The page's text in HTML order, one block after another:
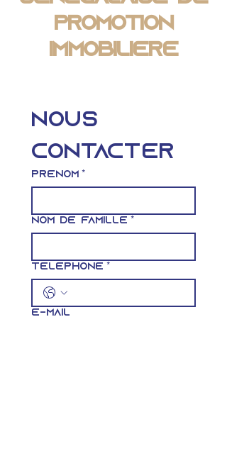
Promotion
Immobilière
Nous
contacter
Prénom *
Nom de famille *
Téléphone *
E-mail